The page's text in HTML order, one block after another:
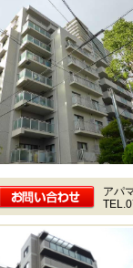
アパ